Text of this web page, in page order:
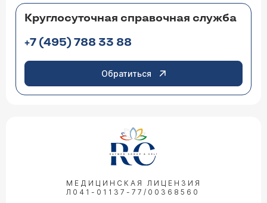
Круглосуточная справочная служба
+7 (495) 788 33 88
Обратиться
МЕДИЦИНСКАЯ ЛИЦЕНЗИЯ
Л041-01137-77/00368560